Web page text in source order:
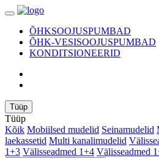
ÕHKSOOJUSPUMBAD
ÕHK-VESISOOJUSPUMBAD
KONDITSIONEERID
Tüüp
Tüüp
Kõik Mobiilsed mudelid Seinamudelid
laekassetid Multi kanalimudelid
1+3 Välisseadmed 1+4 Välisseadmed